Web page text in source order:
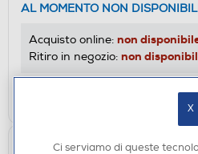
AL MOMENTO NON
Acquisto online: non
Ritiro in negozio: non
Ci serviamo di queste
X